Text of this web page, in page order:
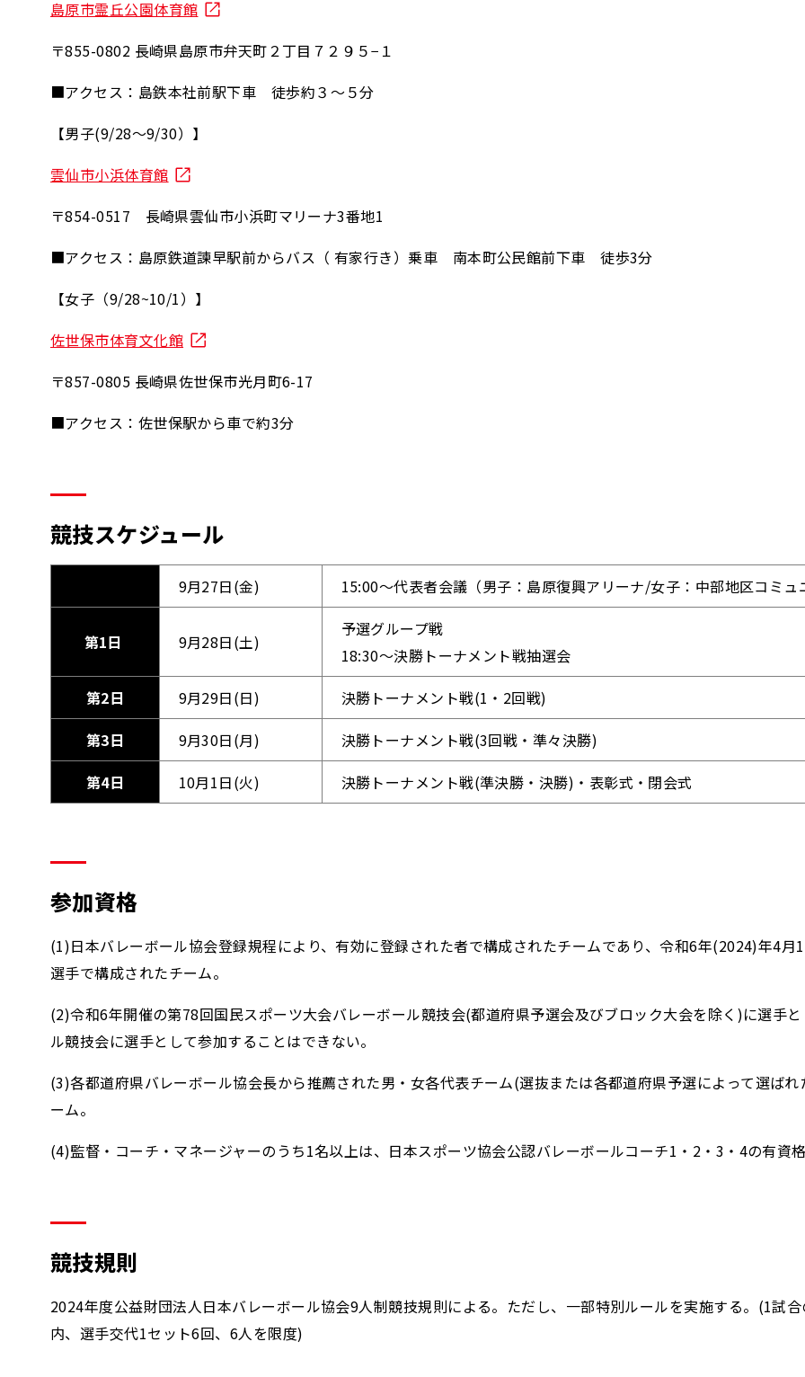
島原市霊丘公園体育館
〒855-0802 長崎県島原市弁天町２丁目７２９５−１
■アクセス：島鉄本社前駅下車 徒歩約３～５分
【男子(9/28～9/30）】
雲仙市小浜体育館
〒854-0517 長崎県雲仙市小浜町マリーナ3番地1
■アクセス：島原鉄道諫早駅前からバス（ 有家行き）乗車 南本町公民館前下車 徒歩3分
【女子（9/28~10/1）】
佐世保市体育文化館
〒857-0805 長崎県佐世保市光月町6-17
■アクセス：佐世保駅から車で約3分
競技スケジュール
9月27日(金) 15:00～代表者会議（男子：島原復興アリーナ/女子：中部地区コミュ
第1日 9月28日(土)
予選グループ戦
18:30～決勝トーナメント戦抽選会
第2日
9月29日(日)
決勝トーナメント戦(1・2回戦)
第3日
9月30日(月)
決勝トーナメント戦(3回戦・準々決勝)
第4日
10月1日(火) 決勝トーナメント戦(準決勝・決勝)・表彰式・閉会式
参加資格
(1)日本バレーボール協会登録規程により、有効に登録された者で構成されたチームであり、令和6年(2024)年4
選手で構成されたチーム。
(2)令和6年開催の第78回国民スポーツ大会バレーボール競技会(都道府県予選会及びブロック大会を除く)に選手
ル競技会に選手として参加することはできない。
(3)各都道府県バレーボール協会長から推薦された男・女各代表チーム(選抜または各都道府県予選によって選ば
ーム。
(4)監督・コーチ・マネージャーのうち1名以上は、日本スポーツ協会公認バレーボールコーチ1・2・3・4の有資格
競技規則
2024年度公益財団法人日本バレーボール協会9人制競技規則による。ただし、一部特別ルールを実施する。(1試
内、選手交代1セット6回、6人を限度)